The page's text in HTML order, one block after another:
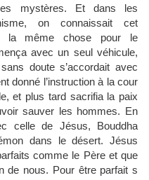
mystères. Et dans les
on connaissait cet
la même chose pour le
avec un seul véhicule,
doute s’accordait avec
donné l’instruction à la cour
et plus tard sacrifia la paix
sauver les hommes. En
celle de Jésus, Bouddha
dans le désert. Jésus
comme le Père et que
de nous. Pour être parfait s